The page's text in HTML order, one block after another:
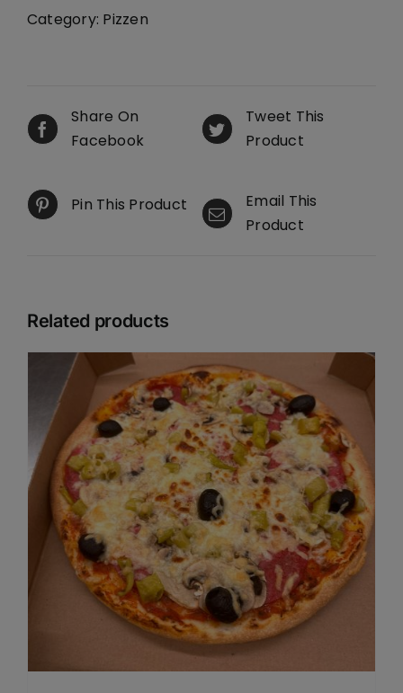
Category: Pizzen
Share On
Facebook
Tweet This
Product
Pin This Product
Email This
Product
Related products